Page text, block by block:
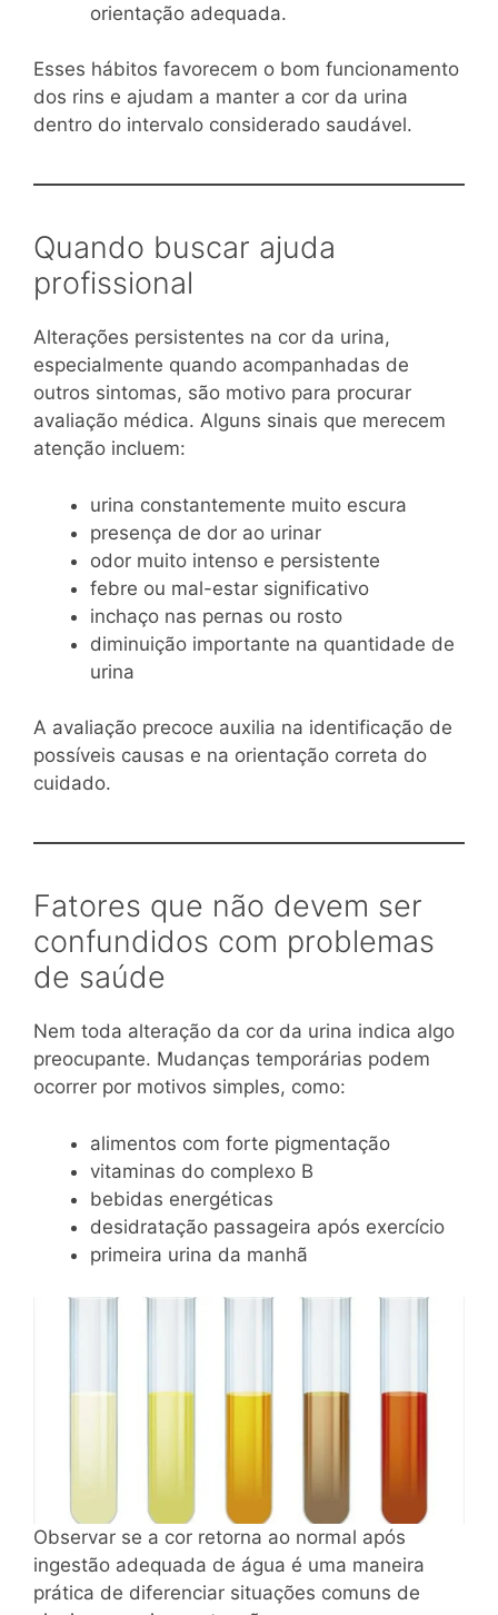
orientação adequada.
Esses hábitos favorecem o bom funcionamento
dos rins e ajudam a manter a cor da urina
dentro do intervalo considerado saudável.
Quando buscar ajuda
profissional
Alterações persistentes na cor da urina,
especialmente quando acompanhadas de
outros sintomas, são motivo para procurar
avaliação médica. Alguns sinais que merecem
atenção incluem:
urina constantemente muito escura
presença de dor ao urinar
odor muito intenso e persistente
febre ou mal-estar significativo
inchaço nas pernas ou rosto
diminuição importante na quantidade de
urina
A avaliação precoce auxilia na identificação de
possíveis causas e na orientação correta do
cuidado.
Fatores que não devem ser
confundidos com problemas
de saúde
Nem toda alteração da cor da urina indica algo
preocupante. Mudanças temporárias podem
ocorrer por motivos simples, como:
alimentos com forte pigmentação
vitaminas do complexo B
bebidas energéticas
desidratação passageira após exercício
primeira urina da manhã
Observar se a cor retorna ao normal após
ingestão adequada de água é uma maneira
prática de diferenciar situações comuns de